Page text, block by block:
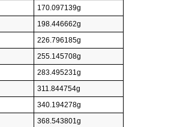
170.097139g
198.446662g
226.796185g
255.145708g
283.495231g
311.844754g
340.194278g
368.543801g